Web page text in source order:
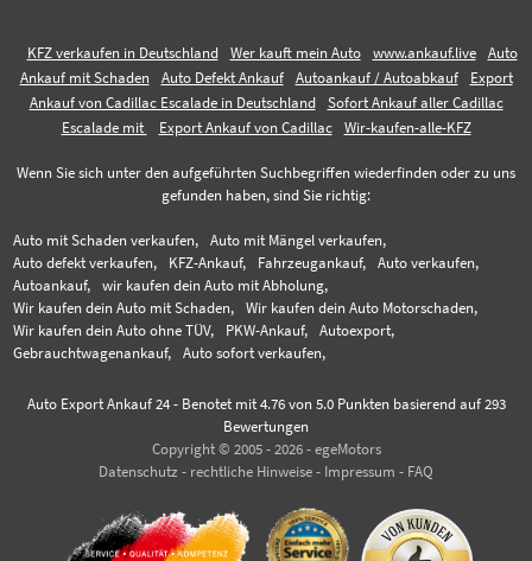
KFZ verkaufen in Deutschland Wer kauft mein Auto www.ankauf.live
Auto
Ankauf mit Schaden
Auto Defekt Ankauf Autoankauf / Autoabkauf
Export
Ankauf von Cadillac Escalade in Deutschland
Sofort Ankauf aller Cadillac
Escalade mit
Export Ankauf von Cadillac Wir-kaufen-alle-KFZ
Wenn Sie sich unter den aufgeführten Suchbegriffen wiederfinden oder zu uns
gefunden haben, sind Sie richtig:
Auto mit Schaden verkaufen,
Auto mit Mängel verkaufen,
Auto defekt verkaufen,
KFZ-Ankauf, Fahrzeugankauf,
Auto verkaufen,
Autoankauf,
wir kaufen dein Auto mit Abholung,
Wir kaufen dein Auto mit Schaden,
Wir kaufen dein Auto Motorschaden,
Wir kaufen dein Auto ohne TÜV,
PKW-Ankauf,
Autoexport,
Gebrauchtwagenankauf,
Auto sofort verkaufen,
Auto Export Ankauf 24- Benotet mit 4.76von 5.0 Punkten basierend auf 293
Bewertungen
Copyright © 2005 - 2026 - egeMotors
Datenschutz - rechtliche Hinweise - Impressum - FAQ